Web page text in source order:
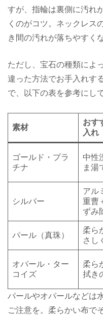
すが、指輪は裏側に汚れ
くのがコツ。ネックレス
き間の汚れが落ちやすく
ただし、宝石の種類によ
違った方法でお手入れす
で、以下の表を参考にし
素材
おす
入れ
ゴールド・プラ
チナ
中性
ま湯
シルバー
アル
重曹
ずみ
パール（真珠）
柔ら
さし
オパール・ター
コイズ
柔ら
拭き
パールやオパールなどは
ご注意を。柔らかい布で